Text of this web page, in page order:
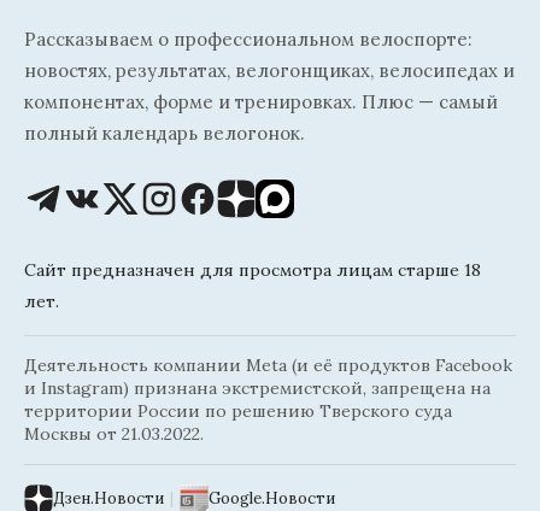
Рассказываем о профессиональном велоспорте:
новостях, результатах, велогонщиках, велосипедах и
компонентах, форме и тренировках. Плюс — самый
полный календарь велогонок.
Сайт предназначен для просмотра лицам старше 18
лет.
Деятельность компании Meta (и её продуктов Facebook
и Instagram) признана экстремистской, запрещена на
территории России по решению Тверского суда
Москвы от 21.03.2022.
Дзен.Новости | Google.Новости